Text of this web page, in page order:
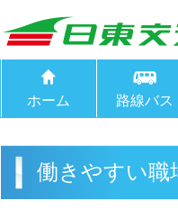
ホーム 路線バス
働きやすい職